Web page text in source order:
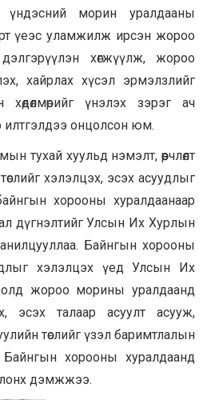
үндэсний морин уралдааны
үеэс уламжилж ирсэн жороо
хөгжүүлж, жороо
хайрлах хүсэл эрмэлзлийг
хөдөлмөрийг үнэлэх зэрэг ач
илтгэлдээ онцолсон юм.
тухай хуульд нэмэлт, өөрчлөлт
хэлэлцэх, эсэх асуудлыг
хорооны хуралдаанаар
дүгнэлтийг Улсын Их Хурлын
Байнгын хорооны
хэлэлцэх үед Улсын Их
жороо морины уралдаанд
эсэх талаар асуулт асууж,
төслийг үзэл баримтлалын
хорооны хуралдаанд
дэмжжээ.